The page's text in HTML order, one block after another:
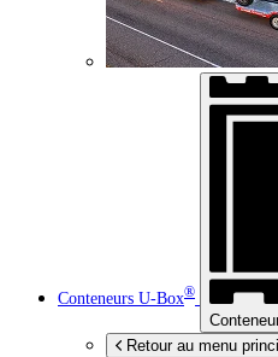
Conteneurs U-Box®
Retour au menu